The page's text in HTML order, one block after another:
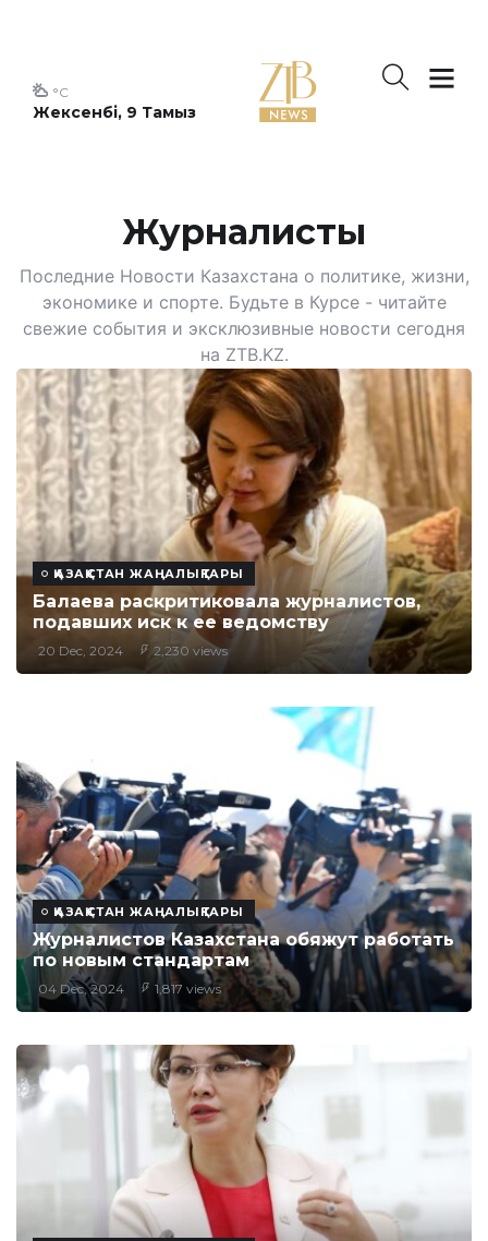
Жексенбі, 9 Тамыз
°C
Журналисты
Последние Новости Казахстана о политике, жизни,
экономике и спорте. Будьте в Курсе - читайте
свежие события и эксклюзивные новости сегодня
на ZTB.KZ.
ҚАЗАҚСТАН ЖАҢАЛЫҚТАРЫ
Балаева раскритиковала журналистов,
подавших иск к ее ведомству
20 Dec, 2024 2,230 views
ҚАЗАҚСТАН ЖАҢАЛЫҚТАРЫ
Журналистов Казахстана обяжут работать
по новым стандартам
04 Dec, 2024 1,817 views